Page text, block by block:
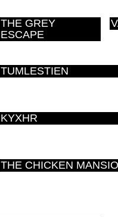
THE GREY
ESCAPE
TUMLESTIEN
KYXHR
THE CHICKEN